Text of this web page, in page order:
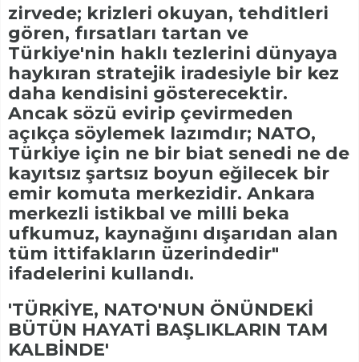
zirvede; krizleri okuyan, tehditleri
gören, fırsatları tartan ve
Türkiye'nin haklı tezlerini dünyaya
haykıran stratejik iradesiyle bir kez
daha kendisini gösterecektir.
Ancak sözü evirip çevirmeden
açıkça söylemek lazımdır; NATO,
Türkiye için ne bir biat senedi ne de
kayıtsız şartsız boyun eğilecek bir
emir komuta merkezidir. Ankara
merkezli istikbal ve milli beka
ufkumuz, kaynağını dışarıdan alan
tüm ittifakların üzerindedir"
ifadelerini kullandı.
'TÜRKİYE, NATO'NUN ÖNÜNDEKİ
BÜTÜN HAYATİ BAŞLIKLARIN TAM
KALBİNDE'